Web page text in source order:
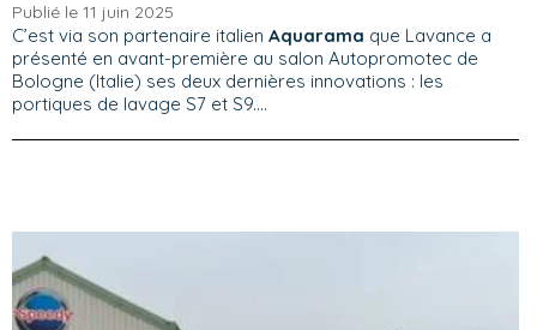
Publié le 11 juin 2025
C’est via son partenaire italien Aquarama que Lavance a
présenté en avant-première au salon Autopromotec de
Bologne (Italie) ses deux dernières innovations : les
portiques de lavage S7 et S9....